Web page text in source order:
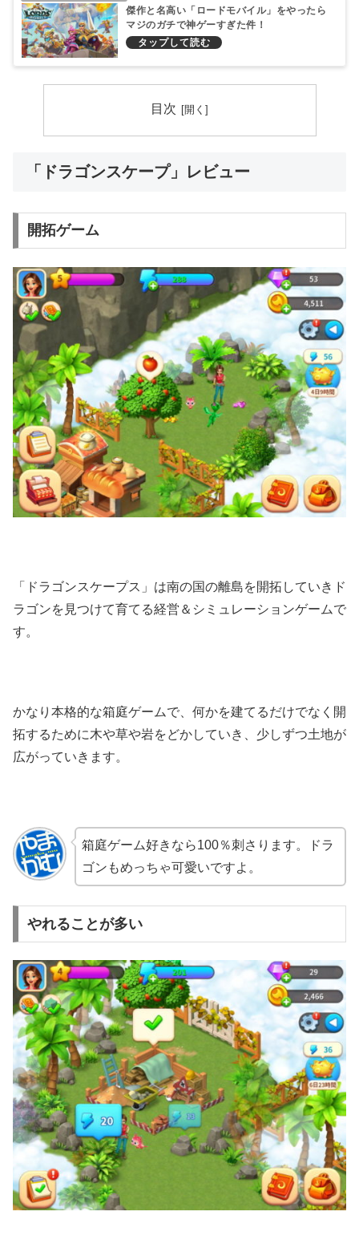
傑作と名高い「ロードモバイル」をやったら
マジのガチで神ゲーすぎた件！
目次
「ドラゴンスケープ」レビュー
開拓ゲーム
「ドラゴンスケープス」は南の国の離島を開拓していきド
ラゴンを見つけて育てる経営＆シミュレーションゲームで
す。
かなり本格的な箱庭ゲームで、何かを建てるだけでなく開
拓するために木や草や岩をどかしていき、少しずつ土地が
広がっていきます。
箱庭ゲーム好きなら100％刺さります。ドラ
ゴンもめっちゃ可愛いですよ。
やれることが多い